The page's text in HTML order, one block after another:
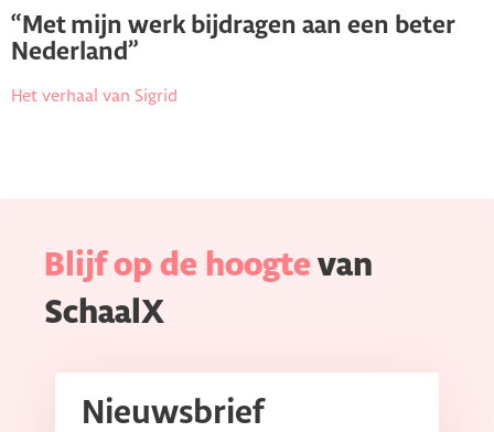
“Met mijn werk bijdragen aan een beter
Nederland”
Het verhaal van Sigrid
Blijf op de hoogte van
SchaalX
Nieuwsbrief